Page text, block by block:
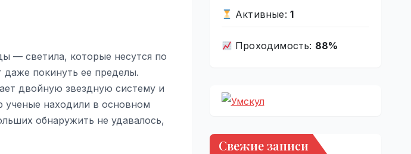
— светила, которые несутся по
даже покинуть ее пределы.
двойную звездную систему и
ученые находили в основном
обнаружить не удавалось,
Активные: 1
Проходимость: 88%
Свежие записи